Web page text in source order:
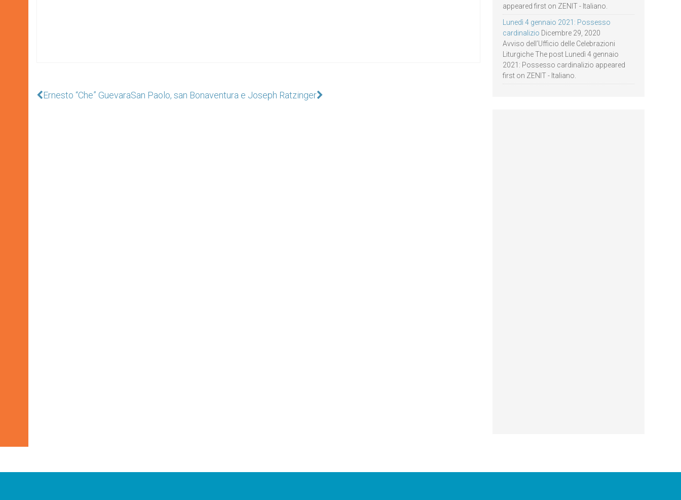
Ernesto “Che” GuevaraSan Paolo, san Bonaventura e Joseph Ratzinger
appeared first on ZENIT - Italiano.
Lunedì 4 gennaio 2021: Possesso
cardinalizio Dicembre 29, 2020
Avviso dell’Ufficio delle Celebrazioni
Liturgiche The post Lunedì 4 gennaio
2021: Possesso cardinalizio appeared
first on ZENIT - Italiano.